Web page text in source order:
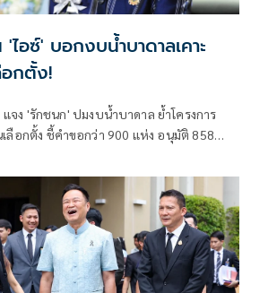
อซ์' บอกงบน้ำบาดาลเคาะ
กตั้ง!
จง 'รักชนก' ปมงบน้ำบาดาล ย้ำโครงการ
อกตั้ง ชี้คำขอกว่า 900 แห่ง อนุมัติ 858